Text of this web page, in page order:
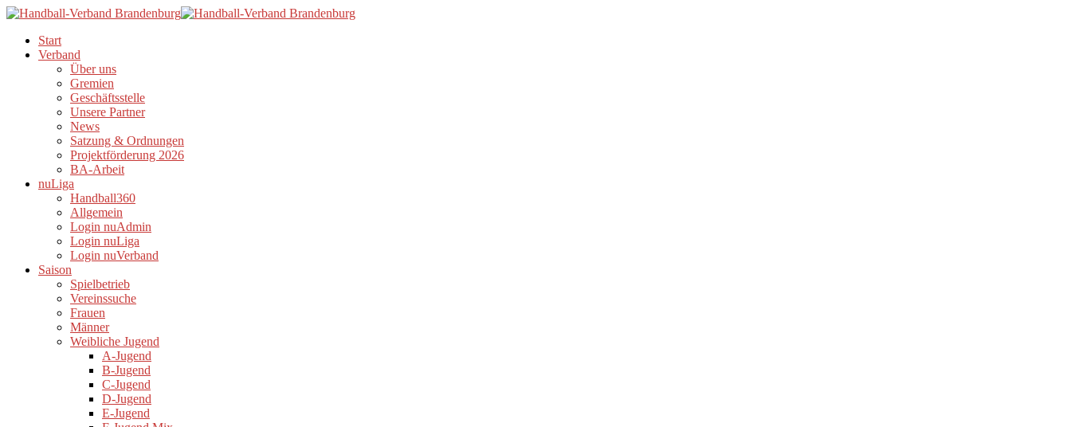
Start
Verband
Über uns
Gremien
Geschäftsstelle
Unsere Partner
News
Satzung & Ordnungen
Projektförderung 2026
BA-Arbeit
nuLiga
Handball360
Allgemein
Login nuAdmin
Login nuLiga
Login nuVerband
Saison
Spielbetrieb
Vereinssuche
Frauen
Männer
Weibliche Jugend
A-Jugend
B-Jugend
C-Jugend
D-Jugend
E-Jugend